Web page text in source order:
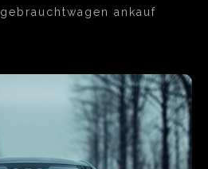
gebrauchtwagen ankauf